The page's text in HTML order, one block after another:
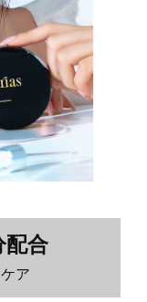
配合
ア